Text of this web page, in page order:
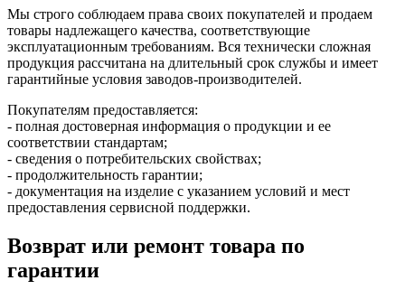
Мы строго соблюдаем права своих покупателей и продаем
товары надлежащего качества, соответствующие
эксплуатационным требованиям. Вся технически сложная
продукция рассчитана на длительный срок службы и имеет
гарантийные условия заводов-производителей.
Покупателям предоставляется:
- полная достоверная информация о продукции и ее
соответствии стандартам;
- сведения о потребительских свойствах;
- продолжительность гарантии;
- документация на изделие с указанием условий и мест
предоставления сервисной поддержки.
Возврат или ремонт товара по
гарантии